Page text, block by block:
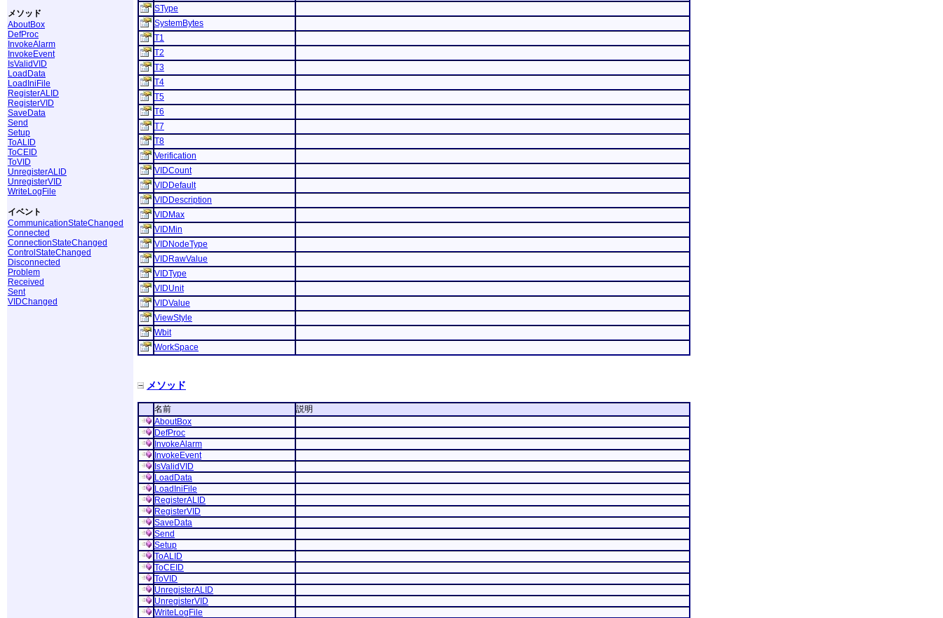
メソッド
AboutBox
DefProc
InvokeAlarm
InvokeEvent
IsValidVID
LoadData
LoadIniFile
RegisterALID
RegisterVID
SaveData
Send
Setup
ToALID
ToCEID
ToVID
UnregisterALID
UnregisterVID
WriteLogFile
イベント
CommunicationStateChanged
Connected
ConnectionStateChanged
ControlStateChanged
Disconnected
Problem
Received
Sent
VIDChanged
SType
SystemBytes
T1
T2
T3
T4
T5
T6
T7
T8
Verification
VIDCount
VIDDefault
VIDDescription
VIDMax
VIDMin
VIDNodeType
VIDRawValue
VIDType
VIDUnit
VIDValue
ViewStyle
Wbit
WorkSpace
メソッド
名前
説明
AboutBox
DefProc
InvokeAlarm
InvokeEvent
IsValidVID
LoadData
LoadIniFile
RegisterALID
RegisterVID
SaveData
Send
Setup
ToALID
ToCEID
ToVID
UnregisterALID
UnregisterVID
WriteLogFile